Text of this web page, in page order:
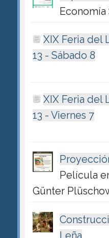
Economía
XIX Feria del
13 - Sábado 8
XIX Feria del
13 - Viernes 7
Película
Günter
Leña